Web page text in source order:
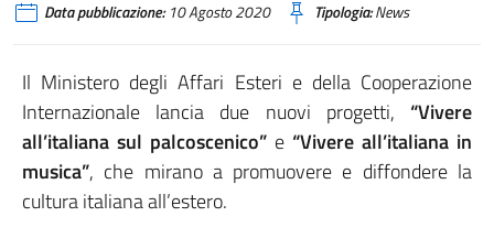
Data pubblicazione:10 Agosto 2020 Tipologia:News
Il Ministero degli Affari Esteri e della Cooperazione
Internazionale lancia due nuovi progetti, “Vivere
all’italiana sul palcoscenico” e “Vivere all’italiana in
musica”, che mirano a promuovere e diffondere la
cultura italiana all’estero.